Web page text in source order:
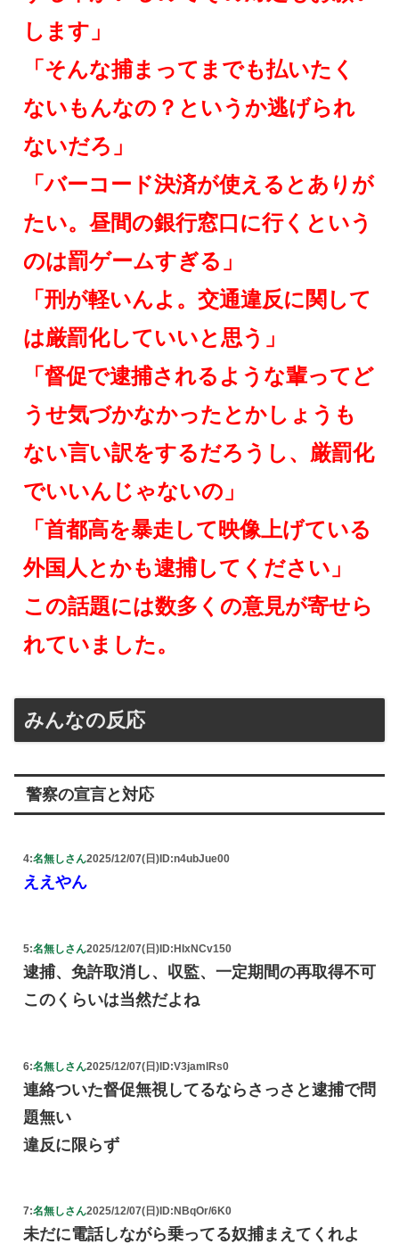
します」
「そんな捕まってまでも払いたく
ないもんなの？というか逃げられ
ないだろ」
「バーコード決済が使えるとありが
たい。昼間の銀行窓口に行くという
のは罰ゲームすぎる」
「刑が軽いんよ。交通違反に関して
は厳罰化していいと思う」
「督促で逮捕されるような輩ってど
うせ気づかなかったとかしょうも
ない言い訳をするだろうし、厳罰化
でいいんじゃないの」
「首都高を暴走して映像上げている
外国人とかも逮捕してください」
この話題には数多くの意見が寄せら
れていました。
みんなの反応
警察の宣言と対応
4:名無しさん2025/12/07(日) ID:n4ubJue00
ええやん
5:名無しさん2025/12/07(日)ID:HIxNCv150
逮捕、免許取消し、収監、一定期間の再取得不可
このくらいは当然だよね
6:名無しさん2025/12/07(日)ID:V3jamlRs0
連絡ついた督促無視してるならさっさと逮捕で問
題無い
違反に限らず
7:名無しさん2025/12/07(日) ID:NBqOr/6K0
未だに電話しながら乗ってる奴捕まえてくれよ